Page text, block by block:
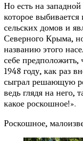
Но есть на
которое
сельских домов и
Северного Крыма,
названию этого
себе предположить,
1948 году, как раз
сыграл решающую
ведь глядя на него,
какое роскошное!».
Роскошное,